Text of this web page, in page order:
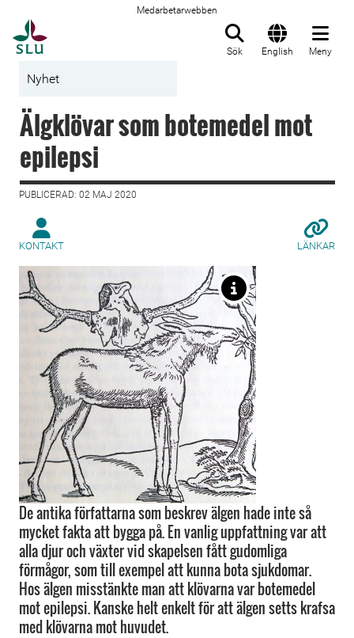
Medarbetarwebben
Sök English Meny
Nyhet
Älgklövar som botemedel mot
epilepsi
PUBLICERAD: 02 MAJ 2020
KONTAKT LÄNKAR
De antika författarna som beskrev älgen hade inte så
mycket fakta att bygga på. En vanlig uppfattning var att
alla djur och växter vid skapelsen fått gudomliga
förmågor, som till exempel att kunna bota sjukdomar.
Hos älgen misstänkte man att klövarna var botemedel
mot epilepsi. Kanske helt enkelt för att älgen setts krafsa
med klövarna mot huvudet.